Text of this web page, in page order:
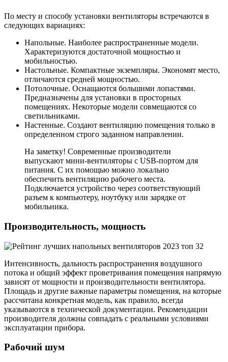
По месту и способу установки вентиляторы встречаются в
следующих вариациях:
Напольные. Наиболее распространенные модели.
Характеризуются достаточной мощностью и
мобильностью.
Настольные. Компактные экземпляры. Экономят место,
отличаются средней мощностью.
Потолочные. Оснащаются большими лопастями.
Предназначены для установки в просторных
помещениях. Некоторые модели совмещаются со
светильниками.
Настенные. Создают вентиляцию помещения только в
определенном строго заданном направлении.
На заметку! Современные производители
выпускают мини-вентиляторы с USB-портом для
питания. С их помощью можно локально
обеспечить вентиляцию рабочего места.
Подключается устройство через соответствующий
разъем к компьютеру, ноутбуку или зарядке от
мобильника.
Производительность, мощность
Интенсивность, дальность распространения воздушного
потока и общий эффект проветривания помещения напрямую
зависят от мощности и производительности вентилятора.
Площадь и другие важные параметры помещения, на которые
рассчитана конкретная модель, как правило, всегда
указываются в технической документации. Рекомендации
производителя должны совпадать с реальными условиями
эксплуатации прибора.
Рабочий шум